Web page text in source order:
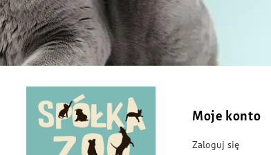
Moje konto
Zaloguj się